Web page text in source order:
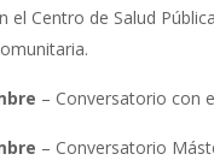
el Centro de Salud
– Conversatorio con
– Conversatorio